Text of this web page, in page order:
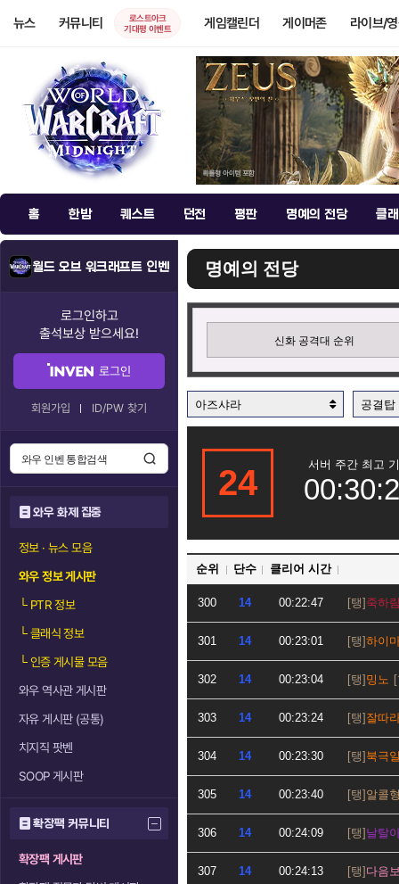
뉴스 커뮤니티
로스트아크
기대평 이벤트
게임캘린더 게이머존 라이브/
홈 한밤 퀘스트 던전 평판 명예의 전당 클
월드 오브 워크래프트 인벤
로그인하고
출석보상 받으세요!
로그인
회원가입 ID/PW 찾기
와우 화제 집중
정보 · 뉴스 모음
와우 정보 게시판
└PTR 정보
└클래식 정보
└인증 게시물 모음
와우 역사관 게시판
자유 게시판 (공통)
치지직 팟벤
SOOP 게시판
확장팩 커뮤니티
확장팩 게시판
명예의 전당
신화 공격대 순위
아즈샤라 공결탑
24 서버 주간 최고
순위 단수 클리어 시간
300 14 00:22:47 죽하
301 14 00:23:01 하이
302 14 00:23:04 밍노
303 14 00:23:24 잘따
304 14 00:23:30 북극
305 14 00:23:40 알콜
306 14 00:24:09 날탈
307 14 00:24:13 다음